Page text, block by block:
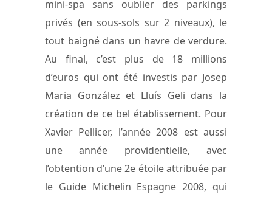
mini-spa sans oublier des parkings
privés (en sous-sols sur 2 niveaux), le
tout baigné dans un havre de verdure.
Au final, c’est plus de 18 millions
d’euros qui ont été investis par Josep
Maria González et Lluís Geli dans la
création de ce bel établissement. Pour
Xavier Pellicer, l’année 2008 est aussi
une année providentielle, avec
l’obtention d’une 2e étoile attribuée par
le Guide Michelin Espagne 2008, qui